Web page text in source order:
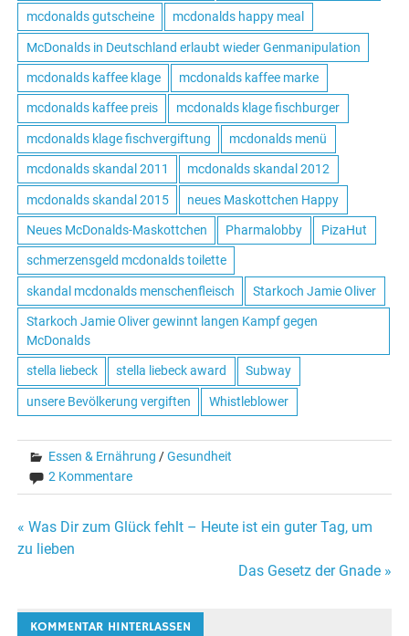
mcdonalds gutscheine mcdonalds happy meal
McDonalds in Deutschland erlaubt wieder Genmanipulation
mcdonalds kaffee klage mcdonalds kaffee marke
mcdonalds kaffee preis mcdonalds klage fischburger
mcdonalds klage fischvergiftung mcdonalds menü
mcdonalds skandal 2011 mcdonalds skandal 2012
mcdonalds skandal 2015 neues Maskottchen Happy
Neues McDonalds-Maskottchen Pharmalobby PizaHut
schmerzensgeld mcdonalds toilette
skandal mcdonalds menschenfleisch Starkoch Jamie Oliver
Starkoch Jamie Oliver gewinnt langen Kampf gegen
McDonalds
stella liebeck stella liebeck award Subway
unsere Bevölkerung vergiften Whistleblower
Essen & Ernährung /Gesundheit
2 Kommentare
Beitrags-
« Was Dir zum Glück fehlt – Heute ist ein guter Tag, um
zu lieben
Das Gesetz der Gnade »
KOMMENTAR HINTERLASSEN